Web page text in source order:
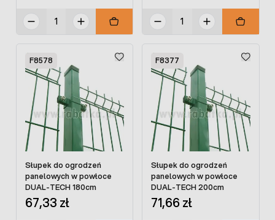
F8578
Słupek do ogrodzeń
panelowych w powłoce
DUAL-TECH 180cm
67,33 zł
F8377
Słupek do ogrodzeń
panelowych w powłoce
DUAL-TECH 200cm
71,66 zł